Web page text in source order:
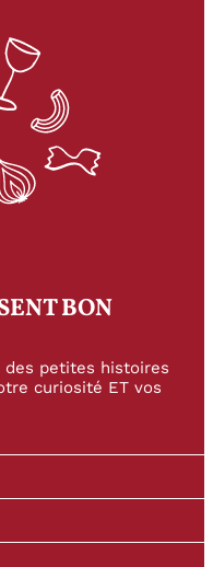
BON
petites histoires
curiosité ET vos